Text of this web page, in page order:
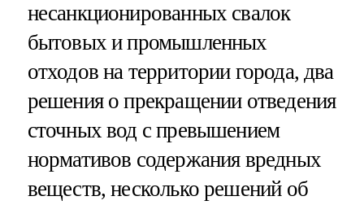
несанкционированных свалок
бытовых и промышленных
отходов на территории города, два
решения о прекращении отведения
сточных вод с превышением
нормативов содержания вредных
веществ, несколько решений об